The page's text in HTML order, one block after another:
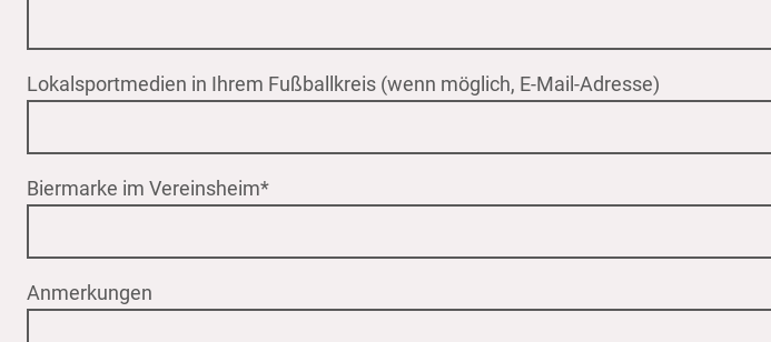
Lokalsportmedien in Ihrem Fußballkreis (wenn möglich, E-Mail-Adresse)
Biermarke im Vereinsheim*
Anmerkungen